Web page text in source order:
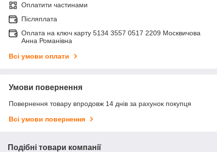
Оплатити частинами
Післяплата
Оплата на ключ карту 5134 3557 0517 2209 Москвичова
Анна Романівна
Всі умови оплати
Умови повернення
Повернення товару впродовж 14 днів за рахунок покупця
Всі умови повернення
Подібні товари компанії